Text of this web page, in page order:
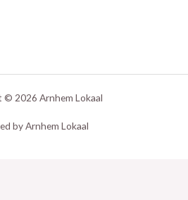
© 2026 Arnhem Lokaal
by Arnhem Lokaal